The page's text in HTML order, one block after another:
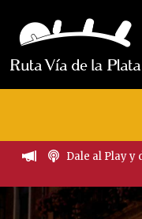
Dale al Play y